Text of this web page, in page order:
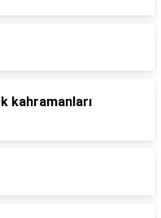
kahramanları